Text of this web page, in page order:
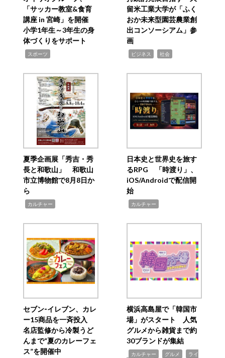
「サッカー教室&食育
講座 in 宮崎」を開催
小学1年生～3年生の身
体づくりをサポート
スポーツ
留米工業大学が「ふく
おか未来型園芸農業創
出コンソーシアム」参
画
ビジネス 社会
夏季企画展「秀吉・秀
長と和歌山」 和歌山
市立博物館で8月8日か
ら
カルチャー
日本史と世界史を旅す
るRPG 「時渡り」、
iOS/Androidで配信開
始
カルチャー
セブン‐イレブン、カレ
ー15商品を一斉投入
名店監修から冷製うど
んまで“夏のカレーフェ
ス”を開催中
横浜高島屋で「韓国市
場」がスタート 人気
グルメから雑貨まで約
30ブランドが集結
カルチャー グルメ
ライ